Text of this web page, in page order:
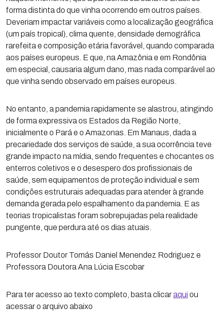
forma distinta do que vinha ocorrendo em outros países.
Deveriam impactar variáveis como a localização geográfica
(um país tropical), clima quente, densidade demográfica
rarefeita e composição etária favorável, quando comparada
aos países europeus. E que, na Amazônia e em Rondônia
em especial, causaria algum dano, mas nada comparável ao
que vinha sendo observado em países europeus.
No entanto, a pandemia rapidamente se alastrou, atingindo
de forma expressiva os Estados da Região Norte,
inicialmente o Pará e o Amazonas. Em Manaus, dada a
precariedade dos serviços de saúde, a sua ocorrência teve
grande impacto na mídia, sendo frequentes e chocantes os
enterros coletivos e o desespero dos profissionais de
saúde, sem equipamentos de proteção individual e sem
condições estruturais adequadas para atender à grande
demanda gerada pelo espalhamento da pandemia. E as
teorias tropicalistas foram sobrepujadas pela realidade
pungente, que perdura até os dias atuais.
Professor Doutor Tomás Daniel Menendez Rodriguez e
Professora Doutora Ana Lúcia Escobar
Para ter acesso ao texto completo, basta clicaraqui ou
acessar o arquivo abaixo